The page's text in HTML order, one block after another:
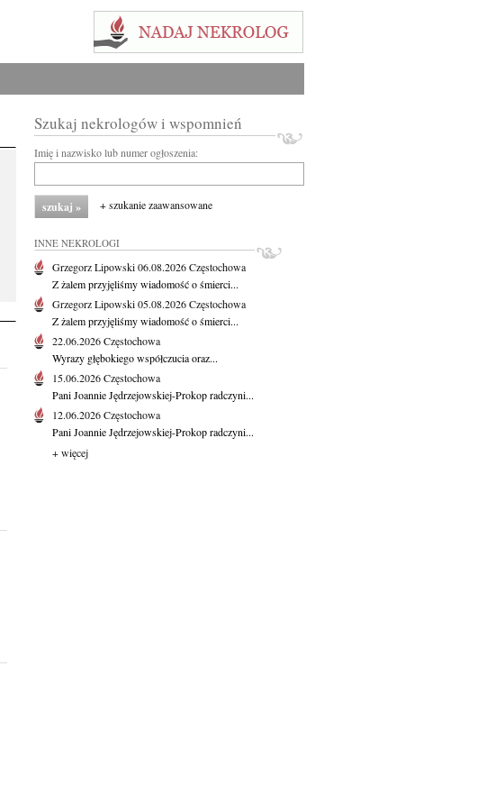
Szukaj nekrologów i wspomnień
Imię i nazwisko lub numer ogłoszenia:
+ szukanie zaawansowane
INNE NEKROLOGI
Grzegorz Lipowski06.08.2026Częstochowa
Z żalem przyjęliśmy wiadomość o śmierci...
Grzegorz Lipowski05.08.2026Częstochowa
Z żalem przyjęliśmy wiadomość o śmierci...
22.06.2026Częstochowa
Wyrazy głębokiego współczucia oraz...
15.06.2026Częstochowa
Pani Joannie Jędrzejowskiej-Prokop radczyni...
12.06.2026Częstochowa
Pani Joannie Jędrzejowskiej-Prokop radczyni...
+ więcej